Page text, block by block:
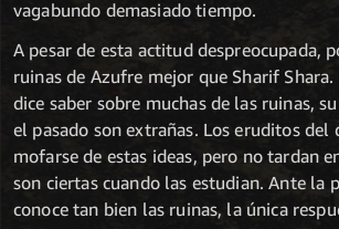
vagabundo demasiado tiempo.
A pesar de esta actitud despreocupada,
ruinas de Azufre mejor que Sharif Shara.
dice saber sobre muchas de las ruinas,
el pasado son extrañas. Los eruditos del
mofarse de estas ideas, pero no tardan
son ciertas cuando las estudian. Ante la
conoce tan bien las ruinas, la única